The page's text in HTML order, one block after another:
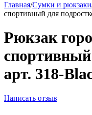
Главная/Сумки и рюкзаки
спортивный для
Рюкзак
арт. 318-
Написать отзыв